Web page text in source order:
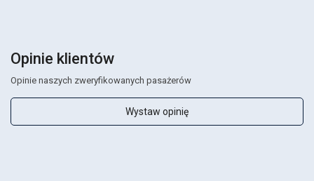
Opinie klientów
Opinie naszych zweryfikowanych pasażerów
Wystaw opinię